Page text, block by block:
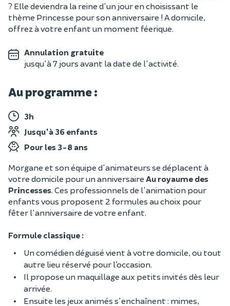
? Elle deviendra la reine d'un jour en choisissant le
thème Princesse pour son anniversaire ! A domicile,
offrez à votre enfant un moment féerique.
Annulation gratuite
jusqu'à 7 jours avant la date de l'activité.
Au programme :
3h
Jusqu'à 36 enfants
Pour les 3-8 ans
Morgane et son équipe d'animateurs se déplacent à
votre domicile pour un anniversaire Au royaume des
Princesses. Ces professionnels de l'animation pour
enfants vous proposent 2 formules au choix pour
fêter l'anniversaire de votre enfant.
Formule classique :
Un comédien déguisé vient à votre domicile, ou tout
autre lieu réservé pour l’occasion.
Il propose un maquillage aux petits invités dès leur
arrivée.
Ensuite les jeux animés s'enchaînent : mimes,